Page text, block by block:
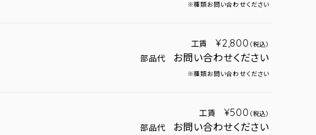
※種類お問い合わせください
工賃 ¥2,800 （税込）
部品代 お問い合わせください
※種類お問い合わせください
工賃 ¥500 （税込）
部品代 お問い合わせください